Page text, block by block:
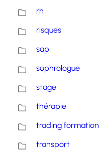
rh
risques
sap
sophrologue
stage
thérapie
trading formation
transport